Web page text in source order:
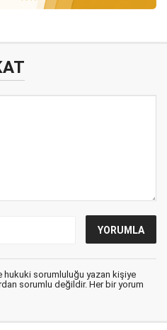
hukuki sorumluluğu yazan kişiye
sorumlu değildir. Her bir yorum